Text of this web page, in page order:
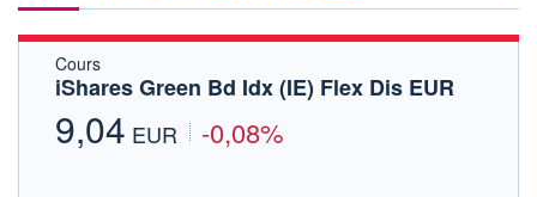
Cours
iShares Green Bd Idx (IE) Flex Dis EUR
9,04 EUR -0,08%